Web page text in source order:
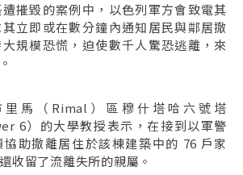
摧毀的案例中，以色列軍方會致電其
立即或在數分鐘內通知居民與鄰居撤
規模恐慌，迫使數千人驚恐逃離，來
馬（Rimal）區穆什塔哈六號塔
6）的大學教授表示，在接到以軍警
助撤離居住於該棟建築中的 76 戶家
收留了流離失所的親屬。